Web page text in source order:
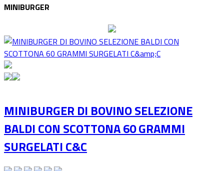
MINIBURGER
MINIBURGER DI BOVINO SELEZIONE
BALDI CON SCOTTONA 60 GRAMMI
SURGELATI C&C